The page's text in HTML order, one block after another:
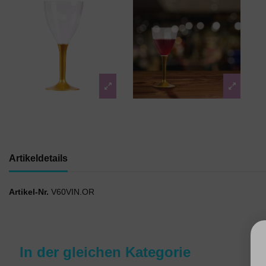
Artikeldetails
Artikel-Nr. V60VIN.OR
In der gleichen Kategorie